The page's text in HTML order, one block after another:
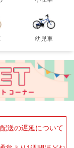
幼児車
送の遅延について